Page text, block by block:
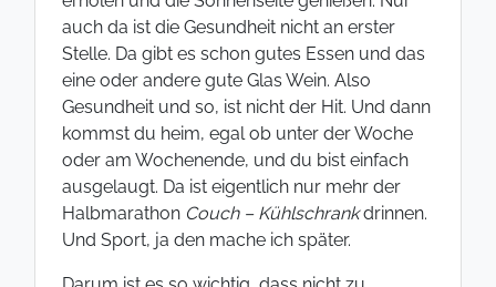
auch da ist die Gesundheit nicht an erster
Stelle. Da gibt es schon gutes Essen und das
eine oder andere gute Glas Wein. Also
Gesundheit und so, ist nicht der Hit. Und dann
kommst du heim, egal ob unter der Woche
oder am Wochenende, und du bist einfach
ausgelaugt. Da ist eigentlich nur mehr der
Halbmarathon Couch – Kühlschrankdrinnen.
Und Sport, ja den mache ich später.